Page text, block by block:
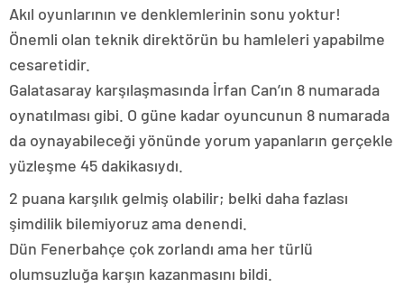
Akıl oyunlarının ve denklemlerinin sonu yoktur!
Önemli olan teknik direktörün bu hamleleri yapabilme
cesaretidir.
Galatasaray karşılaşmasında İrfan Can’ın 8 numarada
oynatılması gibi. O güne kadar oyuncunun 8 numarada
da oynayabileceği yönünde yorum yapanların gerçekle
yüzleşme 45 dakikasıydı.
2 puana karşılık gelmiş olabilir; belki daha fazlası
şimdilik bilemiyoruz ama denendi.
Dün Fenerbahçe çok zorlandı ama her türlü
olumsuzluğa karşın kazanmasını bildi.